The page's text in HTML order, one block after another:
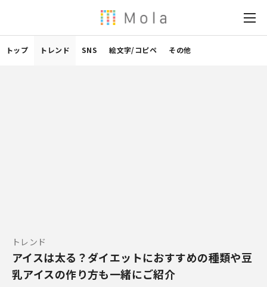
トップ トレンド SNS 絵文字/コピペ その他
トレンド
アイスは太る？ダイエットにおすすめの種類や豆
乳アイスの作り方も一緒にご紹介